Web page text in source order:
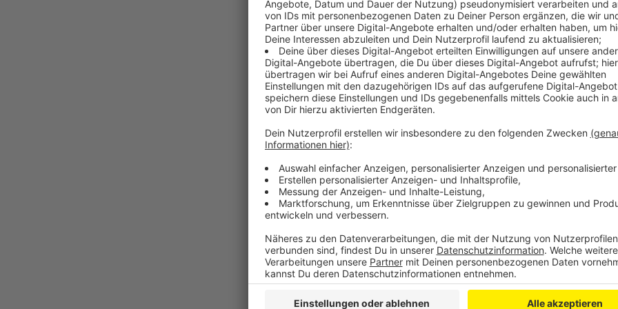
Laura Potting
Von Null auf Potting: "Deftiges
Anzeige
Es gibt diese Dinge im Leben, die können uns zur
Schneefall. Eiskratzen am frühen Morgen. Leute,
seltsame Wörter benutzen. Wo andere sich vor
ziehen oder ihren Kopf gegen die Wand hauen
Potting ein Karussell los. Irgendwo zwischen wirren
Alltagsbeobachtung. Ein bisschen ausgeflippt,
Anzeige